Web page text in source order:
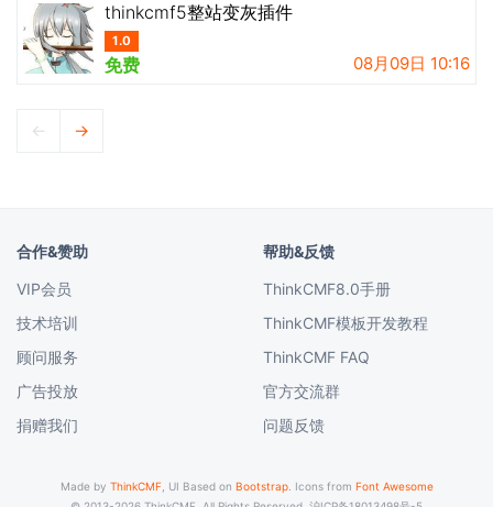
thinkcmf5整站变灰插件
1.0
免费 08月09日 10:16
← →
合作&赞助
VIP会员
技术培训
顾问服务
广告投放
捐赠我们
帮助&反馈
ThinkCMF8.0手册
ThinkCMF模板开发教程
ThinkCMF FAQ
官方交流群
问题反馈
Made by ThinkCMF, UI Based on Bootstrap. Icons from Font Awesome